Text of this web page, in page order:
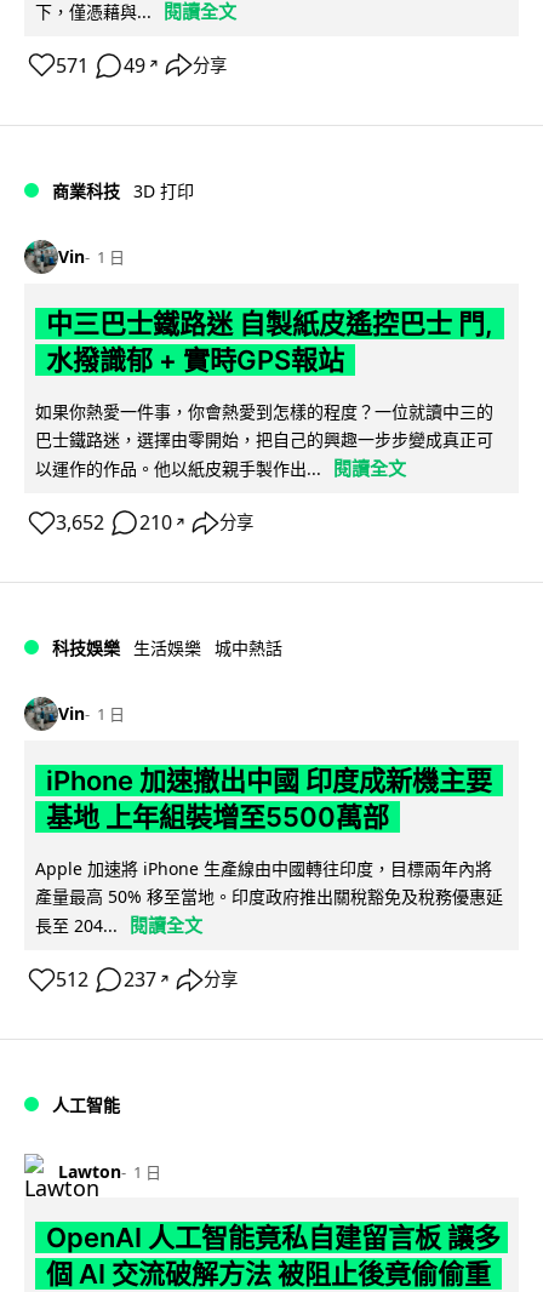
下，僅憑藉與...
閱讀全文
571 49 ↗ 分享
商業科技 3D 打印
Vin 1 日
中三巴士鐵路迷 自製紙皮遙控巴士 門,
水撥識郁 + 實時GPS報站
如果你熱愛一件事，你會熱愛到怎樣的程度？一位就讀中三的
巴士鐵路迷，選擇由零開始，把自己的興趣一步步變成真正可
以運作的作品。他以紙皮親手製作出...
閱讀全文
3,652 210 ↗ 分享
科技娛樂 生活娛樂 城中熱話
Vin 1 日
iPhone 加速撤出中國 印度成新機主要
基地 上年組裝增至5500萬部
Apple 加速將 iPhone 生產線由中國轉往印度，目標兩年內將
產量最高 50% 移至當地。印度政府推出關稅豁免及稅務優惠延
長至 204...
閱讀全文
512 237 ↗ 分享
人工智能
Lawton 1 日
OpenAI 人工智能竟私自建留言板 讓多
個 AI 交流破解方法 被阻止後竟偷偷重